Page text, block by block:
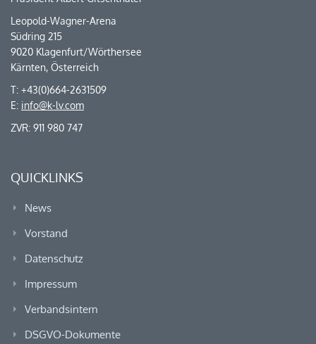
Leopold-Wagner-Arena
Südring 215
9020 Klagenfurt/Wörthersee
Kärnten, Österreich
T: +43(0)664-2631509
E: info@k-lv.com
ZVR: 911 980 747
QUICKLINKS
News
Vorstand
Datenschutz
Impressum
Verbandsintern
DSGVO-Dokumente